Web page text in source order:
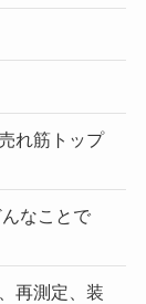
れ筋トップ
なことで
再測定、装